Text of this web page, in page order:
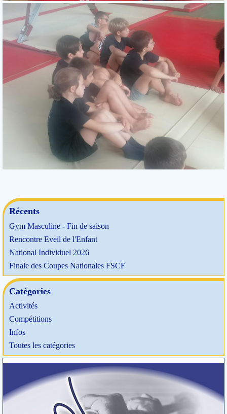
Récents
Gym Masculine - Fin de saison
Rencontre Eveil de l'Enfant
National Individuel 2026
Finale des Coupes Nationales FSCF
Catégories
Activités
Compétitions
Infos
Toutes les catégories